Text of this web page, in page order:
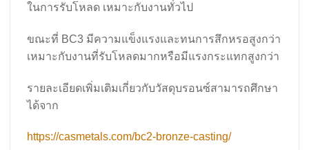
ในการรับโหลด เหมาะกับงานทั่วไป
ขณะที่ BC3 มีความแข็งแรงและทนการสึกหรอสูงกว่า
เหมาะกับงานที่รับโหลดมากหรือมีแรงกระแทกสูงกว่า
รายละเอียดเพิ่มเติมเกี่ยวกับวัสดุบรอนซ์สามารถศึกษา
ได้จาก
https://casmetals.com/bc2-bronze-casting/